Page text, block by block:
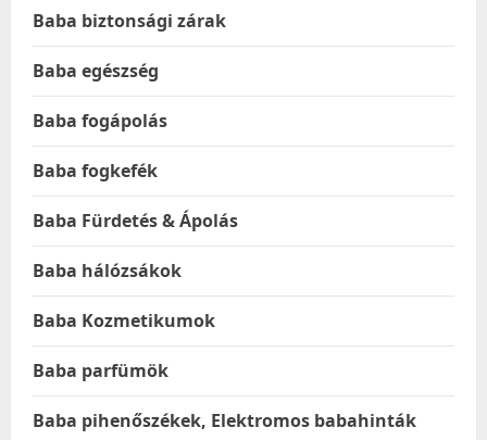
Baba biztonsági zárak
Baba egészség
Baba fogápolás
Baba fogkefék
Baba Fürdetés & Ápolás
Baba hálózsákok
Baba Kozmetikumok
Baba parfümök
Baba pihenőszékek, Elektromos babahinták